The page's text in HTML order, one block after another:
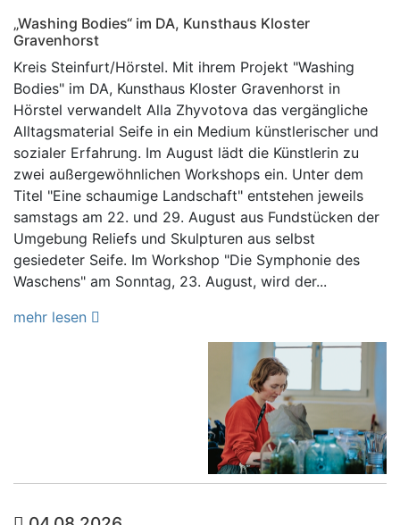
„Washing Bodies“ im DA, Kunsthaus Kloster
Gravenhorst
Kreis Steinfurt/Hörstel. Mit ihrem Projekt "Washing
Bodies" im DA, Kunsthaus Kloster Gravenhorst in
Hörstel verwandelt Alla Zhyvotova das vergängliche
Alltagsmaterial Seife in ein Medium künstlerischer und
sozialer Erfahrung. Im August lädt die Künstlerin zu
zwei außergewöhnlichen Workshops ein. Unter dem
Titel "Eine schaumige Landschaft" entstehen jeweils
samstags am 22. und 29. August aus Fundstücken der
Umgebung Reliefs und Skulpturen aus selbst
gesiedeter Seife. Im Workshop "Die Symphonie des
Waschens" am Sonntag, 23. August, wird der...
mehr lesen